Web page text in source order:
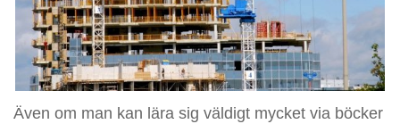
Även om man kan lära sig väldigt mycket via böcker